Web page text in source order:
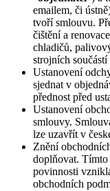
emailem, či
tvoří smlouvu.
čištění a
chladičů,
strojních
Ustanovení
sjednat v
přednost před
Ustanovení
smlouvy.
lze uzavřít v
Znění
doplňovat. Tímto
povinnosti
obchodních